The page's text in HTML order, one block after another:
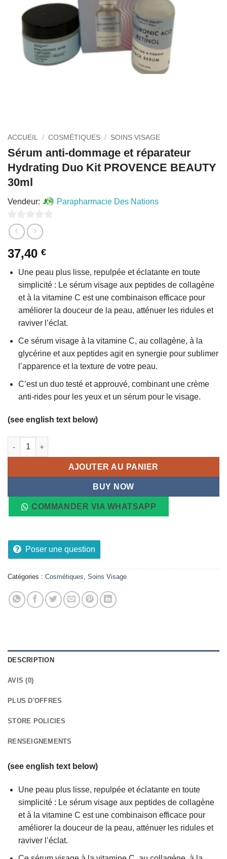
ACCUEIL / COSMÉTIQUES / SOINS VISAGE
Sérum anti-dommage et réparateur
Hydrating Duo Kit PROVENCE BEAUTY
30ml
Vendeur: Parapharmacie Des Nations
0
sur
5
37,40 €
Une peau plus lisse, repulpée et éclatante en toute
simplicité : Le sérum visage aux peptides de collagène
et à la vitamine C est une combinaison efficace pour
améliorer la douceur de la peau, atténuer les ridules et
raviver l’éclat.
Ce sérum visage à la vitamine C, au collagène, à la
glycérine et aux peptides agit en synergie pour sublimer
l’apparence et la texture de votre peau.
C’est un duo testé et approuvé, combinant une crème
anti-rides pour les yeux et un sérum pour le visage.
(see english text below)
quantité de Sérum anti-dommage et réparateur Hydrating Duo
AJOUTER AU PANIER
BUY NOW
COMMANDER VIA WHATSAPP
Poser une question
Catégories : Cosmétiques, Soins Visage
DESCRIPTION
AVIS (0)
PLUS D'OFFRES
STORE POLICIES
RENSEIGNEMENTS
(see english text below)
Une peau plus lisse, repulpée et éclatante en toute
simplicité : Le sérum visage aux peptides de collagène
et à la vitamine C est une combinaison efficace pour
améliorer la douceur de la peau, atténuer les ridules et
raviver l’éclat.